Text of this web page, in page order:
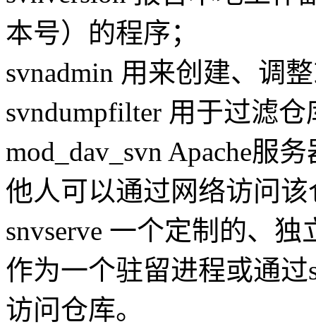
本号）的程序；
svnadmin 用来创建、调
svndumpfilter 用于过滤
mod_dav_svn Apache服
他人可以通过网络访问该
snvserve 一个定制的、
作为一个驻留进程或通
访问仓库。